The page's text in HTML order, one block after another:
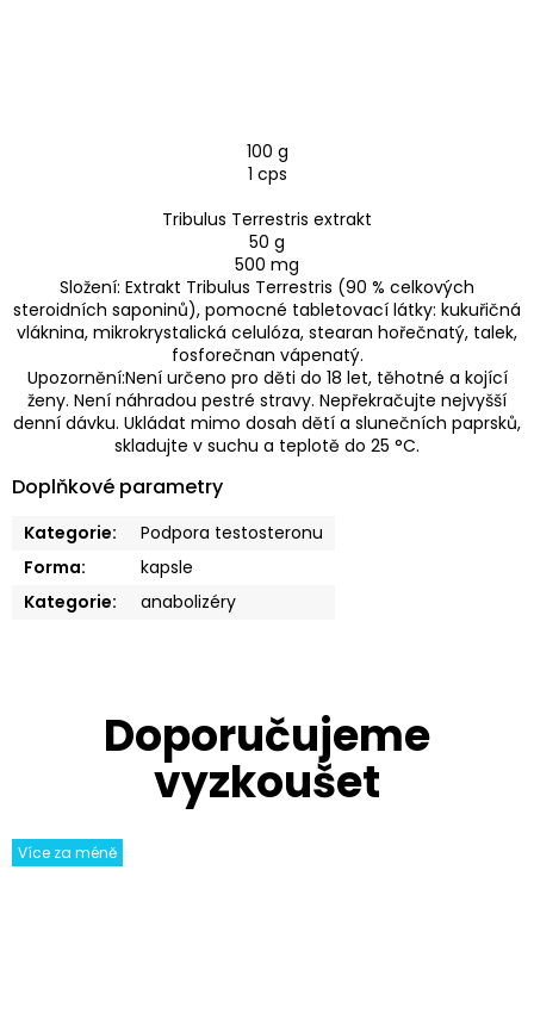
Více za méně
100 g
1 cps
Tribulus Terrestris extrakt
50 g
500 mg
Složení: Extrakt Tribulus Terrestris (90 % celkových
steroidních saponinů), pomocné tabletovací látky: kukuřičná
vláknina, mikrokrystalická celulóza, stearan hořečnatý, talek,
fosforečnan vápenatý.
Upozornění:Není určeno pro děti do 18 let, těhotné a kojící
ženy. Není náhradou pestré stravy. Nepřekračujte nejvyšší
denní dávku. Ukládat mimo dosah dětí a slunečních paprsků,
skladujte v suchu a teplotě do 25 °C.
Doplňkové parametry
Kategorie:
Podpora testosteronu
Forma:
kapsle
Kategorie: anabolizéry